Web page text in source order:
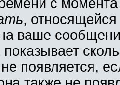
с
,
ваше
появляется,